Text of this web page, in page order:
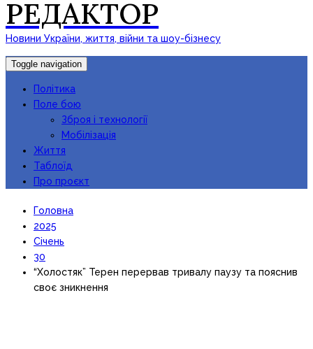
РЕДАКТОР
Новини України, життя, війни та шоу-бізнесу
Toggle navigation
Політика
Поле бою
Зброя і технології
Мобілізація
Життя
Таблоїд
Про проєкт
Головна
2025
Січень
30
“Холостяк” Терен перервав тривалу паузу та пояснив
своє зникнення